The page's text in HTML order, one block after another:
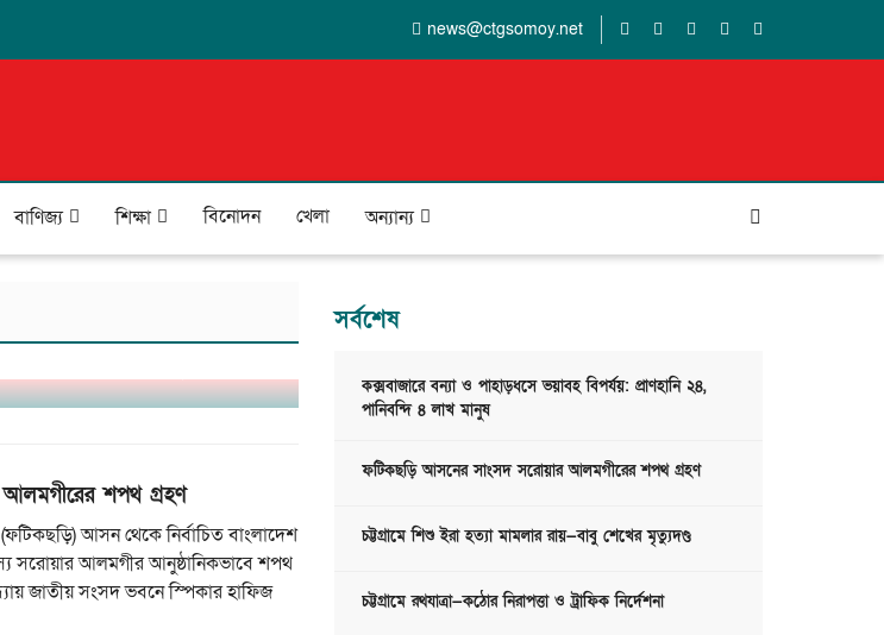
news@ctgsomoy.net
বাণিজ্য শিক্ষা বিনোদন খেলা অন্যান্য
শপথ গ্রহণ
আসন থেকে নির্বাচিত বাংলাদেশ
সরোয়ার আলমগীর আনুষ্ঠানিকভাবে শপথ
জাতীয় সংসদ ভবনে স্পিকার হাফিজ
সর্বশেষ
কক্সবাজারে বন্যা ও পাহাড়ধসে ভয়াবহ বিপর্যয়: প্রাণহানি ২৪,
পানিবন্দি ৪ লাখ মানুষ
ফটিকছড়ি আসনের সাংসদ সরোয়ার আলমগীরের শপথ গ্রহণ
চট্টগ্রামে শিশু ইরা হত্যা মামলার রায়—বাবু শেখের মৃত্যুদণ্ড
চট্টগ্রামে রথযাত্রা—কঠোর নিরাপত্তা ও ট্রাফিক নির্দেশনা